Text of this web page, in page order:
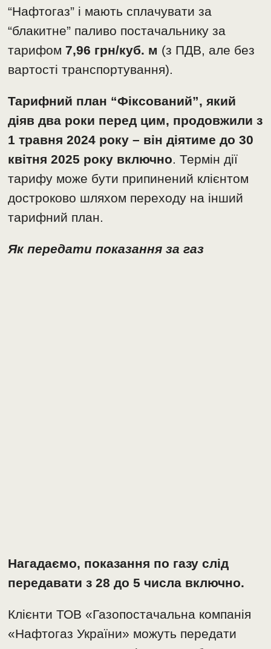
“Нафтогаз” і мають сплачувати за
“блакитне” паливо постачальнику за
тарифом 7,96 грн/куб. м (з ПДВ, але без
вартості транспортування).
Тарифний план “Фіксований”, який
діяв два роки перед цим, продовжили з
1 травня 2024 року – він діятиме до 30
квітня 2025 року включно. Термін дії
тарифу може бути припинений клієнтом
достроково шляхом переходу на інший
тарифний план.
Як передати показання за газ
Нагадаємо, показання по газу слід
передавати з 28 до 5 числа включно.
Клієнти ТОВ «Газопостачальна компанія
«Нафтогаз України» можуть передати